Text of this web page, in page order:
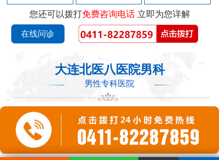
您还可以拨打免费咨询电话立即为您详解
在线问诊
大连北医八医院男科
男性专科医院